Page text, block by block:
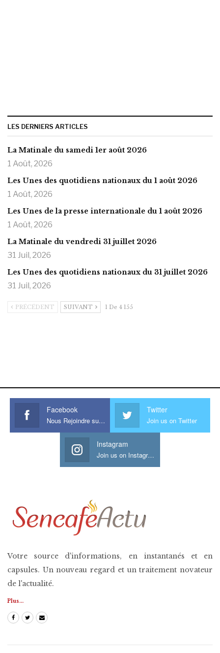
LES DERNIERS ARTICLES
La Matinale du samedi 1er août 2026
1 Août, 2026
Les Unes des quotidiens nationaux du 1 août 2026
1 Août, 2026
Les Unes de la presse internationale du 1 août 2026
1 Août, 2026
La Matinale du vendredi 31 juillet 2026
31 Juil, 2026
Les Unes des quotidiens nationaux du 31 juillet 2026
31 Juil, 2026
PRÉCÉDENT SUIVANT 1 De 4 155
Facebook
Nous Rejoindre sur Facebook
Twitter
Join us on Twitter
Instagram
Join us on Instagram
Votre source d'informations, en instantanés et en
capsules. Un nouveau regard et un traitement novateur
de l'actualité.
Plus...